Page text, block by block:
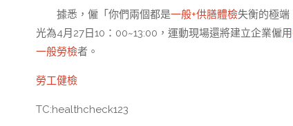
據悉，僱「你們兩個都是一般+供膳體檢失衡的極端
光為4月27日10：00~13:00，運動現場還將建立企業僱用
一般勞檢者。
勞工健檢
TC:healthcheck123